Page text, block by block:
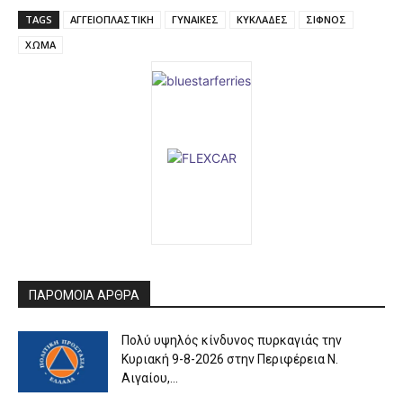
TAGS ΑΓΓΕΙΟΠΛΑΣΤΙΚΗ ΓΥΝΑΙΚΕΣ ΚΥΚΛΑΔΕΣ
ΣΙΦΝΟΣ
ΧΩΜΑ
ΠΑΡΟΜΟΙΑ ΑΡΘΡΑ
Πολύ υψηλός κίνδυνος πυρκαγιάς την
Κυριακή 9-8-2026 στην Περιφέρεια Ν.
Αιγαίου,...